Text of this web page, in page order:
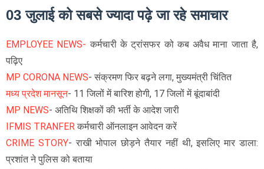
03 जुलाई को सबसे ज्यादा पढ़े जा रहे समाचार
EMPLOYEE NEWS- कर्मचारी के ट्रांसफर को कब अवैध माना जाता है,
पढ़िए
MP CORONA NEWS- संक्रमण फिर बढ़ने लगा, मुख्यमंत्री चिंतित
मध्य प्रदेश मानसून- 11 जिलों में बारिश होगी, 17 जिलों में बूंदाबांदी
MP NEWS- अतिथि शिक्षकों की भर्ती के आदेश जारी
IFMIS TRANFER कर्मचारी ऑनलाइन आवेदन करें
CRIME STORY- राखी भोपाल छोड़ने तैयार नहीं थी, इसलिए मार डाला:
प्रशांत ने पुलिस को बताया